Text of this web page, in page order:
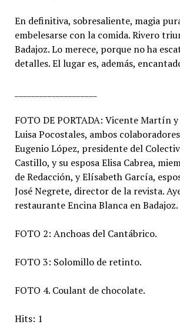
En definitiva, sobresaliente, magia
embelesarse con la comida. Rivero
Badajoz. Lo merece, porque no ha
detalles. El lugar es, además,
FOTO DE PORTADA: Vicente Martín
Luisa Pocostales, ambos
Eugenio López, presidente del
Castillo, y su esposa Elisa Cabrea,
de Redacción, y Elísabeth García,
José Negrete, director de la revista.
restaurante Encina Blanca en Badajoz.
FOTO 2: Anchoas del Cantábrico.
FOTO 3: Solomillo de retinto.
FOTO 4. Coulant de chocolate.
Hits: 1